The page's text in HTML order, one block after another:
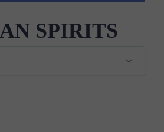
SPIRITS